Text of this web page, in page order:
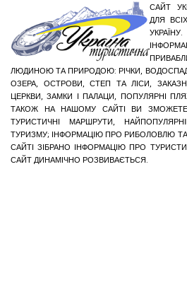
САЙТ
ДЛЯ
ЛЮДИНОЮ ТА ПРИРОДОЮ: РІЧКИ,
ОЗЕРА, ОСТРОВИ, СТЕП ТА ЛІСИ,
ЦЕРКВИ, ЗАМКИ І ПАЛАЦИ, ПОПУЛЯРНІ
ТАКОЖ НА НАШОМУ САЙТІ ВИ
ТУРИСТИЧНІ МАРШРУТИ,
ТУРИЗМУ; ІНФОРМАЦІЮ ПРО РИБОЛОВЛЮ
САЙТІ ЗІБРАНО ІНФОРМАЦІЮ ПРО
САЙТ ДИНАМІЧНО РОЗВИВАЄТЬСЯ.